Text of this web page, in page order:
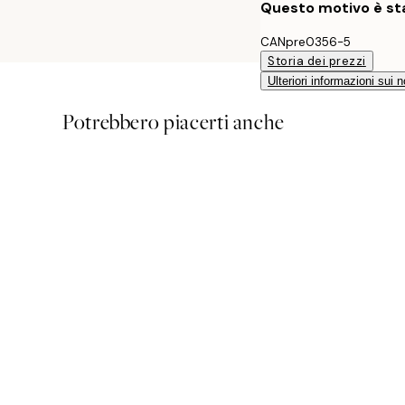
Questo motivo è
CANpre0356-5
Storia dei prezzi
Ulteriori informazioni sui
Potrebbero piacerti anche